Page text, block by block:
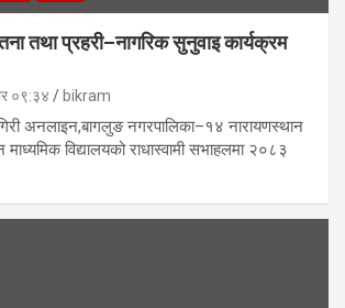
तथा प्रहरी–नागरिक सुनुवाइ कार्यक्रम
०९:३४ bikram
अनलाइन,बागलुङ नगरपालिका–१४ नारायणस्थान
विद्यालयको राधास्वामी सभाहलमा २०८३